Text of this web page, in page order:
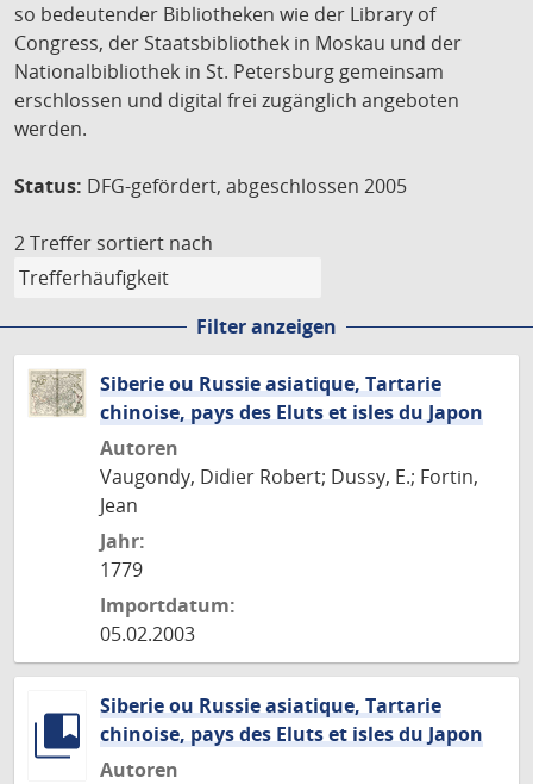
so bedeutender Bibliotheken wie der Library of
Congress, der Staatsbibliothek in Moskau und der
Nationalbibliothek in St. Petersburg gemeinsam
erschlossen und digital frei zugänglich angeboten
werden.
Status: DFG-gefördert, abgeschlossen 2005
2 Treffer sortiert nach
Filter anzeigen
Siberie ou Russie asiatique, Tartarie
chinoise, pays des Eluts et isles du Japon
Autoren
Vaugondy, Didier Robert; Dussy, E.; Fortin,
Jean
Jahr:
1779
Importdatum:
05.02.2003
Siberie ou Russie asiatique, Tartarie
chinoise, pays des Eluts et isles du Japon
Autoren